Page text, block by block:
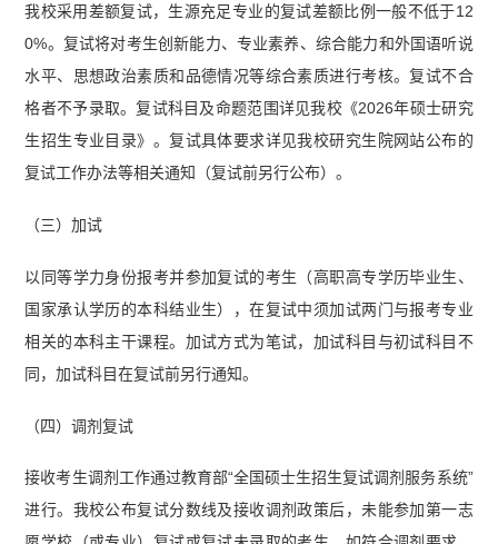
我校采用差额复试，生源充足专业的复试差额比例一般不低于12
0%。复试将对考生创新能力、专业素养、综合能力和外国语听说
水平、思想政治素质和品德情况等综合素质进行考核。复试不合
格者不予录取。复试科目及命题范围详见我校《2026年硕士研究
生招生专业目录》。复试具体要求详见我校研究生院网站公布的
复试工作办法等相关通知（复试前另行公布）。
（三）加试
以同等学力身份报考并参加复试的考生（高职高专学历毕业生、
国家承认学历的本科结业生），在复试中须加试两门与报考专业
相关的本科主干课程。加试方式为笔试，加试科目与初试科目不
同，加试科目在复试前另行通知。
（四）调剂复试
接收考生调剂工作通过教育部“全国硕士生招生复试调剂服务系统”
进行。我校公布复试分数线及接收调剂政策后，未能参加第一志